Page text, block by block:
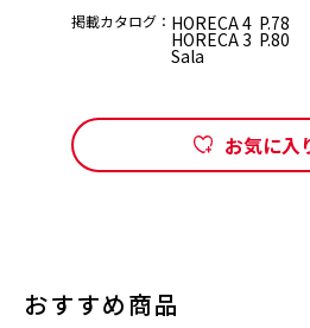
掲載カタログ： HORECA 4 P.78
HORECA 3 P.80
Sala
お気に入
おすすめ商品